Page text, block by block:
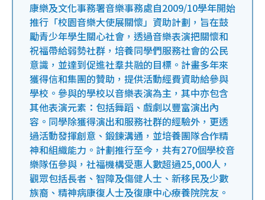
康樂及文化事務署音樂事務處自2009/10學年開始
推行「校園音樂大使展關懷」資助計劃，旨在鼓
勵青少年學生關心社會，透過音樂表演把關懷和
祝福帶給弱勢社群，培養同學們服務社會的公民
意識，並達到促進社羣共融的目標。計畫多年來
獲得信和集團的贊助，提供活動經費資助給參與
學校。參與的學校以音樂表演為主，其中亦包含
其他表演元素：包括舞蹈、戲劇以豐富演出內
容。同學除獲得演出和服務社群的經驗外，更透
過活動發揮創意、鍛鍊溝通，並培養團隊合作精
神和組織能力。計劃推行至今，共有270個學校音
樂隊伍參與，社福機構受惠人數超過25,000人，
觀眾包括長者、智障及傷健人士、新移民及少數
族裔、精神病康復人士及復康中心療養院院友。